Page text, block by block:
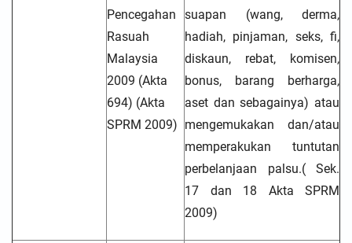
Pencegahan
Rasuah
Malaysia
2009 (Akta
694) (Akta
SPRM 2009)
suapan (wang, derma,
hadiah, pinjaman, seks, fi,
diskaun, rebat, komisen,
bonus, barang berharga,
aset dan sebagainya) atau
mengemukakan dan/atau
memperakukan tuntutan
perbelanjaan palsu.( Sek.
17 dan 18 Akta SPRM
2009)